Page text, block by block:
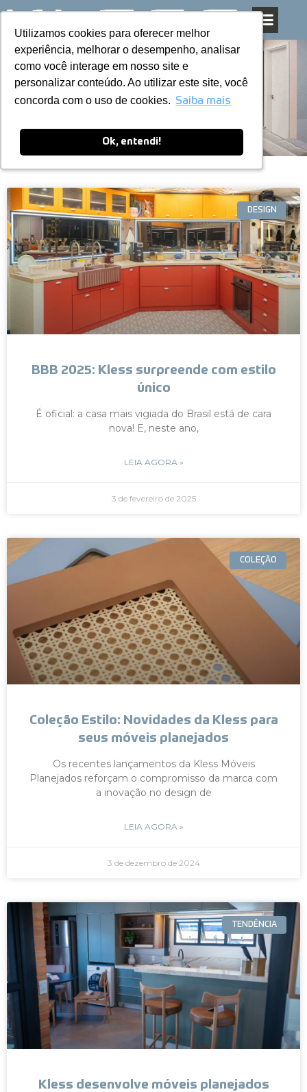
Utilizamos cookies para oferecer melhor
experiência, melhorar o desempenho, analisar
como você interage em nosso site e
personalizar conteúdo. Ao utilizar este site, você
concorda com o uso de cookies. Saiba mais
Ok, entendi!
Utilizamos cookies para oferecer melhor
experiência, melhorar o desempenho, analisar
como você interage em nosso site e
personalizar conteúdo. Ao utilizar este site, você
concorda com o uso de cookies. Saiba mais
Ok, entendi!
Pular
para
o
conteúdo
Blog
DESIGN
BBB 2025: Kless surpreende com estilo
único
É oficial: a casa mais vigiada do Brasil está de cara
nova! E, neste ano,
LEIA AGORA »
3 de fevereiro de 2025
COLEÇÃO
Coleção Estilo: Novidades da Kless para
seus móveis planejados
Os recentes lançamentos da Kless Móveis
Planejados reforçam o compromisso da marca com
a inovação no design de
LEIA AGORA »
3 de dezembro de 2024
TENDÊNCIA
Kless desenvolve móveis planejados